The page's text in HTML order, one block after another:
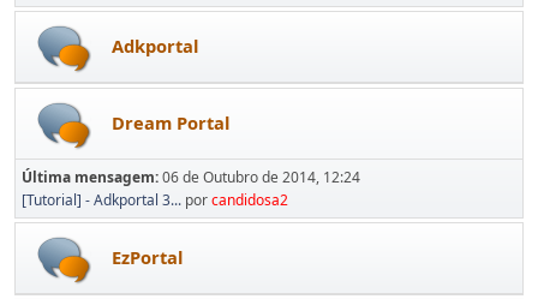
Adkportal
Dream Portal
Última mensagem:06 de Outubro de 2014, 12:24
[Tutorial] - Adkportal 3... porcandidosa2
EzPortal